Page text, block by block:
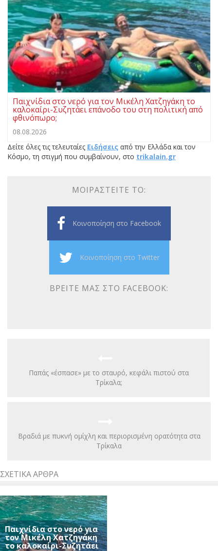
Παιχνίδια στο νερό για τον Μικέλη Χατζηγάκη το
καλοκαίρι-Συζητάει επάνοδο του στη πολιτική από
φθινόπωρο;
08.08.2026
Δείτε όλες τις τελευταίες Ειδήσεις από την Ελλάδα και τον
Κόσμο, τη στιγμή που συμβαίνουν, στο trikalain.gr
ΜΟΙΡΑΣΤΕΊΤΕ ΤΟ:
Κοινοποίηση στο Facebook
Κοινοποίηση στο Twitter
ΒΡΕΊΤΕ ΜΑΣ ΣΤΟ FACEBOOK:
Παπάς «έσπασε» με το σταυρό, κεφάλι πιστού στα
Τρίκαλα;
Βραδιά με πυκνή ομίχλη και περιορισμένη ορατότητα στα
Τρίκαλα
ΣΧΕΤΙΚΆ ΆΡΘΡΑ
Παιχνίδια στο νερό για
τον Μικέλη Χατζηγάκη
το καλοκαίρι-Συζητάει